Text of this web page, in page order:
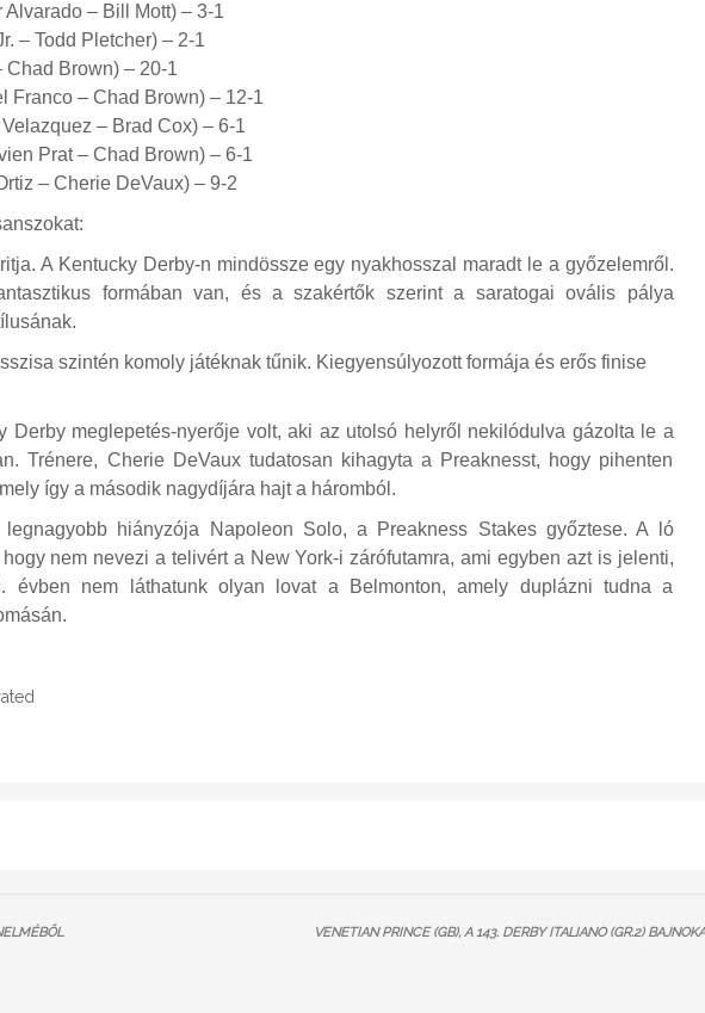
Alvarado – Bill Mott) – 3-1
– Todd Pletcher) – 2-1
Chad Brown) – 20-1
Franco – Chad Brown) – 12-1
– Brad Cox) – 6-1
Prat – Chad Brown) – 6-1
– Cherie DeVaux) – 9-2
A Kentucky Derby-n mindössze egy nyakhosszal maradt le a győzelemről.
formában van, és a szakértők szerint a saratogai ovális pálya
szintén komoly játéknak tűnik. Kiegyensúlyozott formája és erős finise
Derby meglepetés-nyerője volt, aki az utolsó helyről nekilódulva gázolta le a
Trénere, Cherie DeVaux tudatosan kihagyta a Preaknesst, hogy pihenten
így a második nagydíjára hajt a háromból.
hiányzója
Napoleon Solo, a Preakness Stakes győztese. A ló
nem nevezi a telivért a New York-i zárófutamra, ami egyben azt is jelenti,
évben nem láthatunk olyan lovat a Belmonton, amely duplázni tudna a
VENETIAN PRINCE (GB), A 143. DERBY ITALIANO (GR.2)